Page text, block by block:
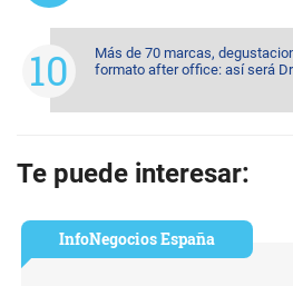
Más de 70 marcas,
formato after office: así será
Te puede interesar:
InfoNegocios España